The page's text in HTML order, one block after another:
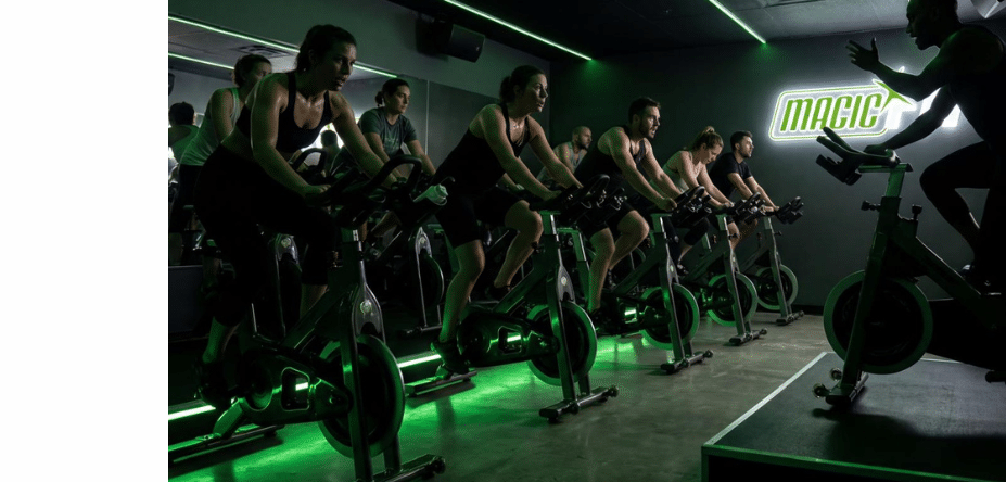
Renforcement
Doux / Yoga
Small Group
Coaching
Perso
Functional
Hyrox
EMS
TRX
Les Mills
Body Pump
Body Attack
Body Combat
Body Balance
RPM
Concept
Aléop Cardio
Aléop Force
Aléop Fight
Booty Shape
Power Flow
Pôle Santé
Massages
Nutritionniste
Ostéopathe
Fitness Kids
Danse Kids
Boxe Kids